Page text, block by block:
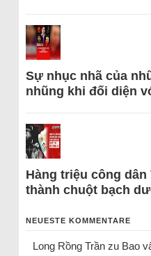
Sự nhục nhã của
nhũng khi đối diện
Hàng triệu công
thành chuột bạch
NEUESTE KOMMENTARE
Long Rồng Trầnzu Bao